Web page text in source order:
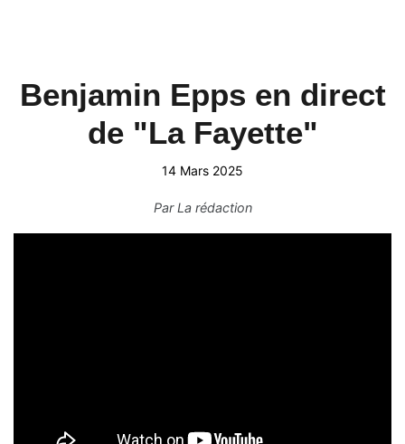
Benjamin Epps en direct
de "La Fayette"
14 Mars 2025
ParLa rédaction